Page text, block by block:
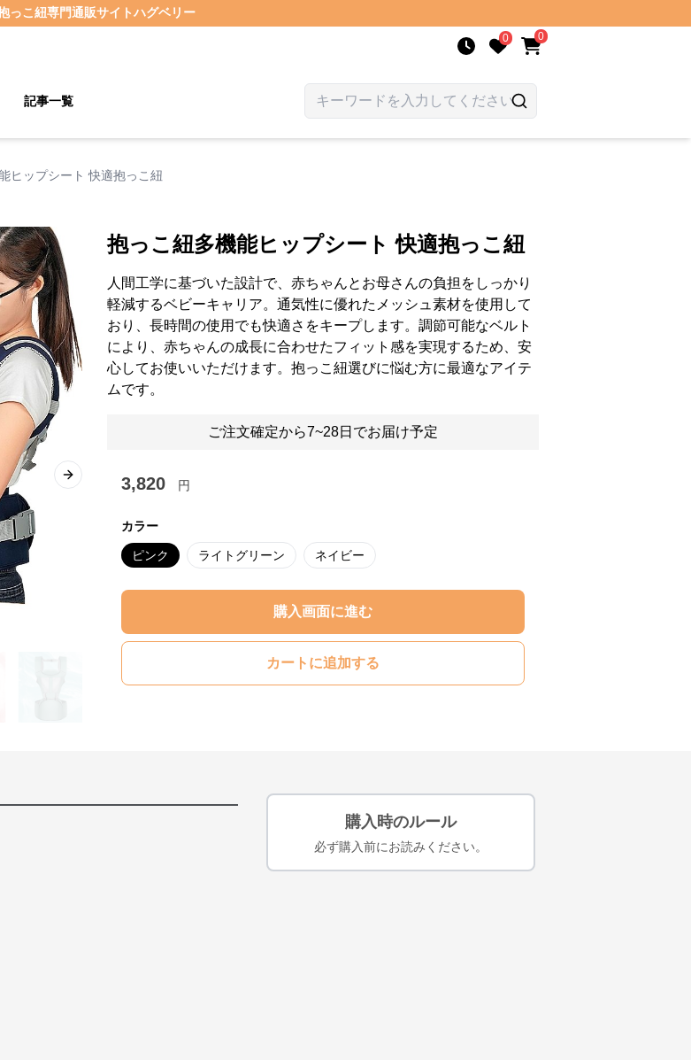
っこ紐専門通販サイトハグベリー
0 0
記事一覧
ヒップシート 快適抱っこ紐
Next slide
抱っこ紐多機能ヒップシート 快適抱っこ紐
人間工学に基づいた設計で、赤ちゃんとお母さんの負担をしっかり
軽減するベビーキャリア。通気性に優れたメッシュ素材を使用して
おり、長時間の使用でも快適さをキープします。調節可能なベルト
により、赤ちゃんの成長に合わせたフィット感を実現するため、安
心してお使いいただけます。抱っこ紐選びに悩む方に最適なアイテ
ムです。
ご注文確定から7~28日でお届け予定
3,820 円
カラー
ピンク ライトグリーン ネイビー
購入画面に進む
カートに追加する
購入時のルール
必ず購入前にお読みください。